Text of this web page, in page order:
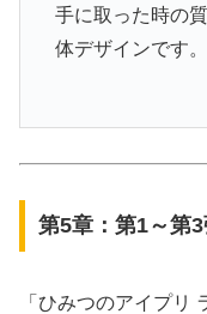
手に取った時の
体デザインです。
第5章：第1～第
「ひみつのアイプリ